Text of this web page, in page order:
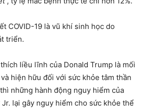
COVID-19 là vũ khí sinh học do
triển.
liều lĩnh của Donald Trump là mối
hiện hữu đối với sức khỏe tâm thần
những hành động nguy hiểm của
lại gây nguy hiểm cho sức khỏe thể